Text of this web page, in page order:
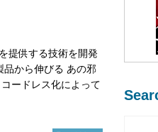
提供する技術を開発
品から伸びる あの邪
ードレス化によって